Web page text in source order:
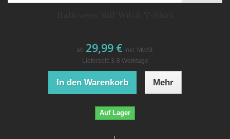
ab 29,99 € inkl. MwSt.
Lieferzeit: 3-8 Werktage
In den Warenkorb Mehr
Auf Lager